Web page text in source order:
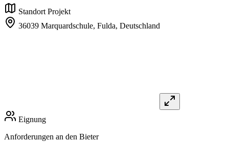
Standort Projekt
36039 Marquardschule, Fulda, Deutschland
Eignung
Anforderungen an den Bieter